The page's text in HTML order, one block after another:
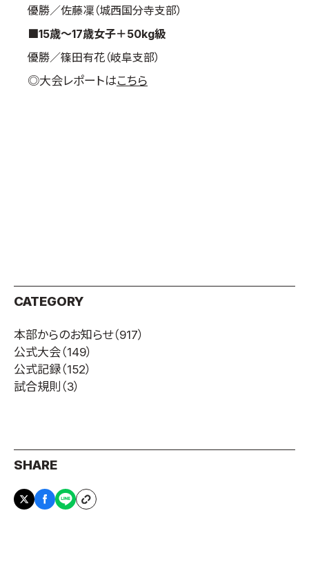
優勝／佐藤凜（城西国分寺支部）
■15歳～17歳女子＋50kg級
優勝／篠田有花（岐阜支部）
◎大会レポートはこちら
CATEGORY
本部からのお知らせ（917）
公式大会（149）
公式記録（152）
試合規則 （3）
SHARE